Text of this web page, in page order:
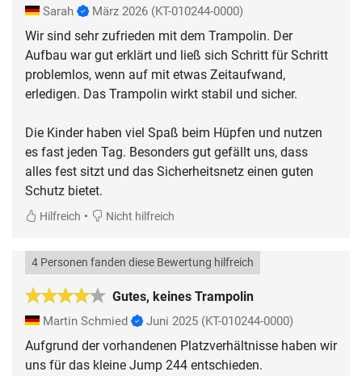
Sarah März 2026 (KT-010244-0000)
Wir sind sehr zufrieden mit dem Trampolin. Der
Aufbau war gut erklärt und ließ sich Schritt für Schritt
problemlos, wenn auf mit etwas Zeitaufwand,
erledigen. Das Trampolin wirkt stabil und sicher.
Die Kinder haben viel Spaß beim Hüpfen und nutzen
es fast jeden Tag. Besonders gut gefällt uns, dass
alles fest sitzt und das Sicherheitsnetz einen guten
Schutz bietet.
Hilfreich • Nicht hilfreich
Gutes, keines Trampolin
4 Personen fanden diese Bewertung hilfreich
Martin Schmied Juni 2025 (KT-010244-0000)
Aufgrund der vorhandenen Platzverhältnisse haben wir
uns für das kleine Jump 244 entschieden.